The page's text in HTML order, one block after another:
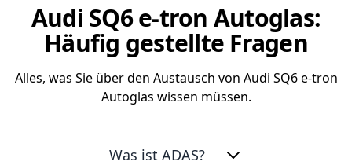
Audi SQ6 e-tron Autoglas:
Häufig gestellte Fragen
Alles, was Sie über den Austausch von Audi SQ6 e-tron
Autoglas wissen müssen.
Was ist ADAS?